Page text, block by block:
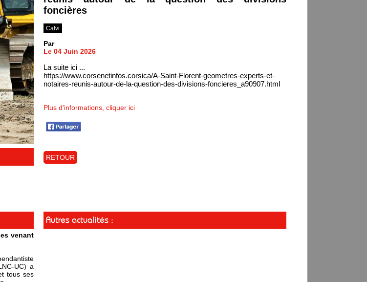
foncières
Calvi
Par
Le 04 Juin 2026
La suite ici ...
https://www.corsenetinfos.corsica/A-Saint-Florent-geometres-experts-et-
notaires-reunis-autour-de-la-question-des-divisions-foncieres_a90907.html
Plus d'informations, cliquer ici
RETOUR
venant
UC) a
tous ses
Autres actualités :